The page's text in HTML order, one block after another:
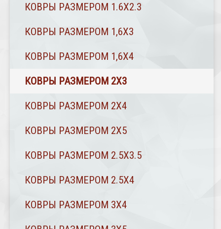
КОВРЫ РАЗМЕРОМ 1.6Х2.3
КОВРЫ РАЗМЕРОМ 1,6Х3
КОВРЫ РАЗМЕРОМ 1,6Х4
КОВРЫ РАЗМЕРОМ 2Х3
КОВРЫ РАЗМЕРОМ 2Х4
КОВРЫ РАЗМЕРОМ 2Х5
КОВРЫ РАЗМЕРОМ 2.5Х3.5
КОВРЫ РАЗМЕРОМ 2.5Х4
КОВРЫ РАЗМЕРОМ 3Х4